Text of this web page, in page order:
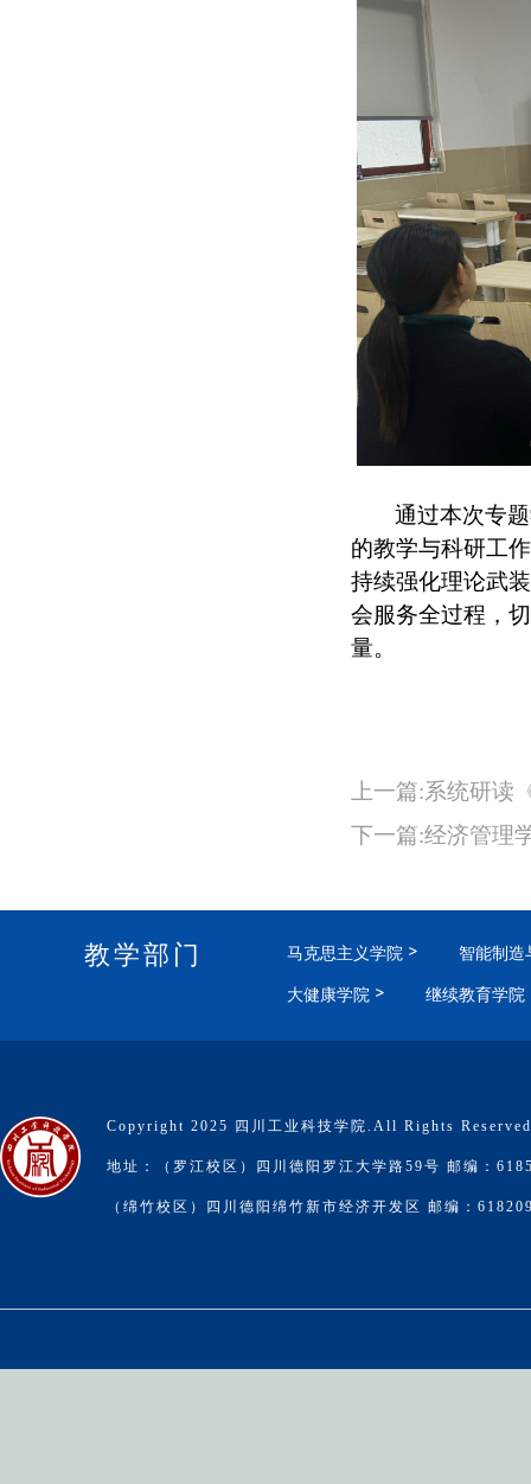
通过本次专
的教学与科研工
持续强化理论武
会服务全过程，
量。
上一篇:系统研
下一篇:经济管理
教学部门 马克思主义学院
智能制造
大健康学院
继续教育学院
Copyright 2025 四川工业科技学院.All Rights
地址：（罗江校区）四川德阳罗江大学路59号 邮编：
（绵竹校区）四川德阳绵竹新市经济开发区 邮编：